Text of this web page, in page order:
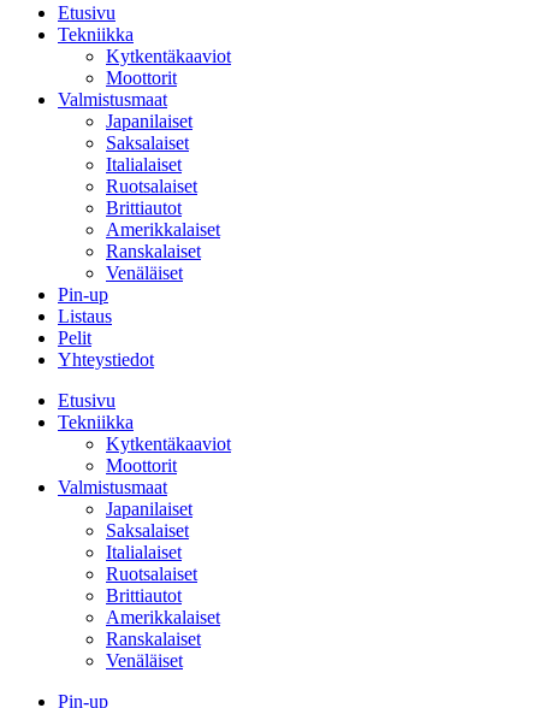
Etusivu
Tekniikka
Kytkentäkaaviot
Moottorit
Valmistusmaat
Japanilaiset
Saksalaiset
Italialaiset
Ruotsalaiset
Brittiautot
Amerikkalaiset
Ranskalaiset
Venäläiset
Pin-up
Listaus
Pelit
Yhteystiedot
Etusivu
Tekniikka
Kytkentäkaaviot
Moottorit
Valmistusmaat
Japanilaiset
Saksalaiset
Italialaiset
Ruotsalaiset
Brittiautot
Amerikkalaiset
Ranskalaiset
Venäläiset
Pin-up